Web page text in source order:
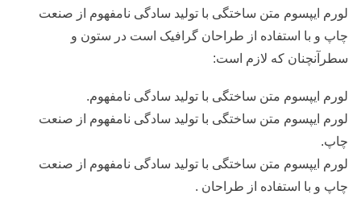
لورم ایپسوم متن ساختگی با تولید سادگی نامفهوم از صنعت
چاپ و با استفاده از طراحان گرافیک است در ستون و
سطرآنچنان که لازم است:
لورم ایپسوم متن ساختگی با تولید سادگی نامفهوم.
لورم ایپسوم متن ساختگی با تولید سادگی نامفهوم از صنعت
چاپ.
لورم ایپسوم متن ساختگی با تولید سادگی نامفهوم از صنعت
چاپ و با استفاده از طراحان .